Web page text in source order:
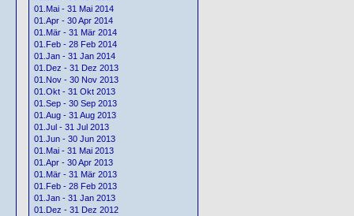
01.Mai - 31 Mai 2014
01.Apr - 30 Apr 2014
01.Mär - 31 Mär 2014
01.Feb - 28 Feb 2014
01.Jan - 31 Jan 2014
01.Dez - 31 Dez 2013
01.Nov - 30 Nov 2013
01.Okt - 31 Okt 2013
01.Sep - 30 Sep 2013
01.Aug - 31 Aug 2013
01.Jul - 31 Jul 2013
01.Jun - 30 Jun 2013
01.Mai - 31 Mai 2013
01.Apr - 30 Apr 2013
01.Mär - 31 Mär 2013
01.Feb - 28 Feb 2013
01.Jan - 31 Jan 2013
01.Dez - 31 Dez 2012